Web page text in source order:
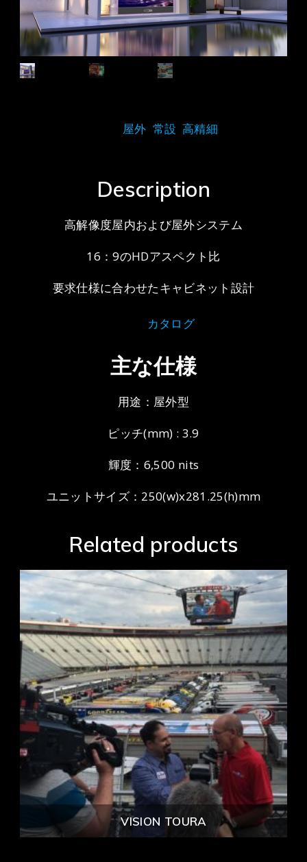
屋外 常設 高精細
Description
高解像度屋内および屋外システム
16：9のHDアスペクト比
要求仕様に合わせたキャビネット設計
カタログ
主な仕様
用途：屋外型
ピッチ(mm) : 3.9
輝度：6,500 nits
ユニットサイズ：250(w)x281.25(h)mm
Related products
VISION TOURA